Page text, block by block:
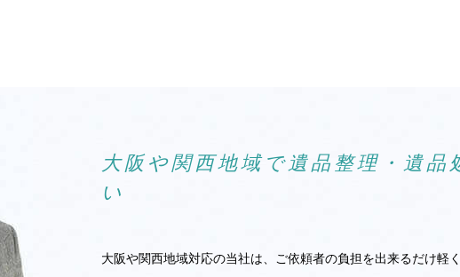
大阪や関西地域で遺品整理・遺
い
大阪や関西地域対応の当社は、ご依頼者の負担を出来るだけ